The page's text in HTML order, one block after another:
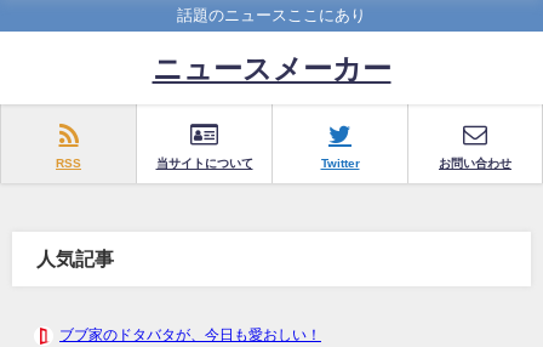
話題のニュースここにあり
ニュースメーカー
RSS 当サイトについて Twitter お問い合わせ
人気記事